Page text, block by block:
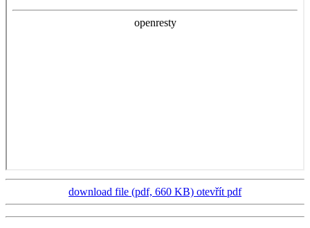
download file (pdf, 660 KB) otevřít pdf